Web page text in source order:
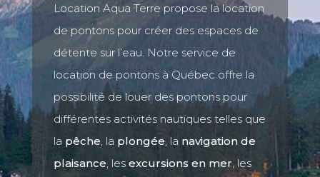
Location Aqua Terre propose la location
de pontons pour créer des espaces de
détente sur l’eau. Notre service de
location de pontons à Québec offre la
possibilité de louer des pontons pour
différentes activités nautiques telles que
la pêche, la plongée, la navigation de
plaisance, les excursions en mer, les